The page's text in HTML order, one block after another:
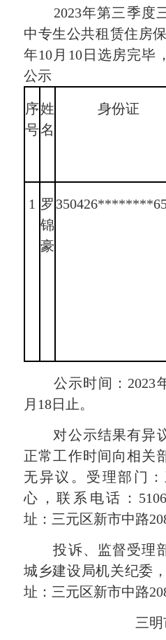
2023年第三季度
中专生公共租赁住房
年10月10日选房完毕
公示
序
号
姓
名
身份证
1 罗
锦
豪
公示时间：2023年
月18日止。
对公示结果有异议
正常工作时间向相关
无异议。受理部门
心，联系电话：
址：三元区新市中路
投诉、监督受理部
城乡建设局机关纪委
址：三元区新市中路
三明市